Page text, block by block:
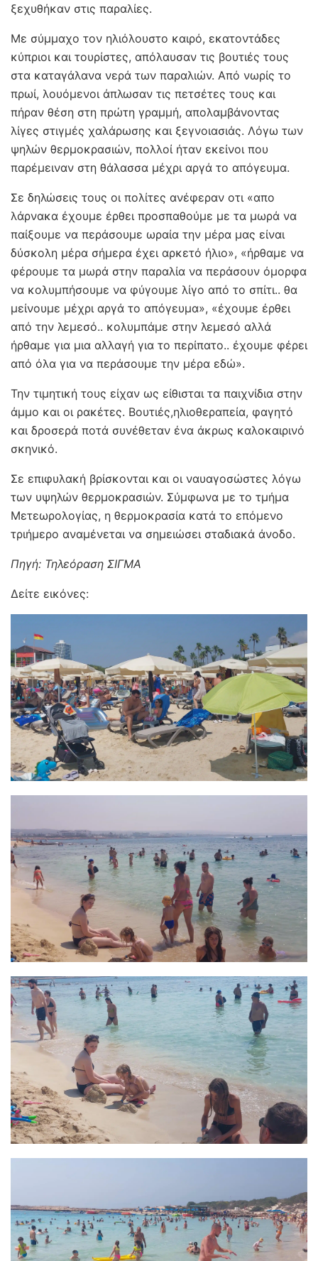
ξεχυθήκαν στις παραλίες.
Με σύμμαχο τον ηλιόλουστο καιρό, εκατοντάδες
κύπριοι και τουρίστες, απόλαυσαν τις βουτιές τους
στα καταγάλανα νερά των παραλιών. Από νωρίς το
πρωί, λουόμενοι άπλωσαν τις πετσέτες τους και
πήραν θέση στη πρώτη γραμμή, απολαμβάνοντας
λίγες στιγμές χαλάρωσης και ξεγνοιασιάς. Λόγω των
ψηλών θερμοκρασιών, πολλοί ήταν εκείνοι που
παρέμειναν στη θάλασσα μέχρι αργά το απόγευμα.
Σε δηλώσεις τους οι πολίτες ανέφεραν οτι «απο
λάρνακα έχουμε έρθει προσπαθούμε με τα μωρά να
παίξουμε να περάσουμε ωραία την μέρα μας είναι
δύσκολη μέρα σήμερα έχει αρκετό ήλιο», «ήρθαμε να
φέρουμε τα μωρά στην παραλία να περάσουν όμορφα
να κολυμπήσουμε να φύγουμε λίγο από το σπίτι.. θα
μείνουμε μέχρι αργά το απόγευμα», «έχουμε έρθει
από την λεμεσό.. κολυμπάμε στην λεμεσό αλλά
ήρθαμε για μια αλλαγή για το περίπατο.. έχουμε φέρει
από όλα για να περάσουμε την μέρα εδώ».
Την τιμητική τους είχαν ως είθισται τα παιχνίδια στην
άμμο και οι ρακέτες. Βουτιές,ηλιοθεραπεία, φαγητό
και δροσερά ποτά συνέθεταν ένα άκρως καλοκαιρινό
σκηνικό.
Σε επιφυλακή βρίσκονται και οι ναυαγοσώστες λόγω
των υψηλών θερμοκρασιών. Σύμφωνα με το τμήμα
Μετεωρολογίας, η θερμοκρασία κατά το επόμενο
τριήμερο αναμένεται να σημειώσει σταδιακά άνοδο.
Πηγή: Τηλεόραση ΣΙΓΜΑ
Δείτε εικόνες: